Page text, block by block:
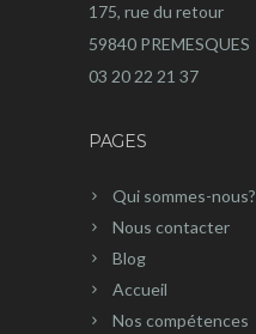
175, rue du retour
59840 PREMESQUES
03 20 22 21 37
PAGES
Qui sommes-nous?
Nous contacter
Blog
Accueil
Nos compétences